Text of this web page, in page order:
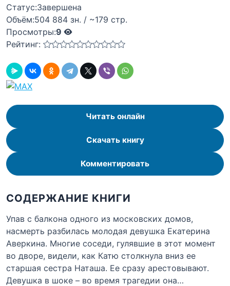
Статус:Завершена
Объём:504 884 зн. / ~179 стр.
Просмотры:9
Рейтинг:
Читать онлайн
Скачать книгу
Комментировать
СОДЕРЖАНИЕ КНИГИ
Упав с балкона одного из московских домов,
насмерть разбилась молодая девушка Екатерина
Аверкина. Многие соседи, гулявшие в этот момент
во дворе, видели, как Катю столкнула вниз ее
старшая сестра Наташа. Ее сразу арестовывают.
Девушка в шоке – во время трагедии она…